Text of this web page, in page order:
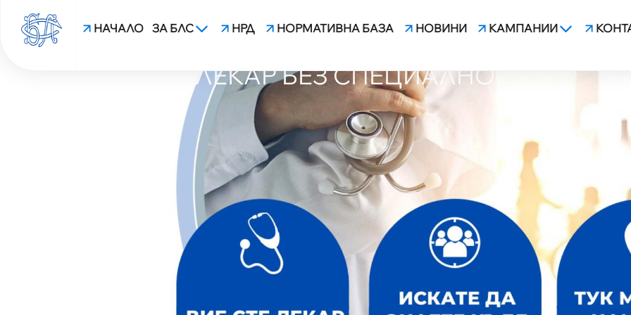
НАЧАЛО ЗА БЛС НРД НОРМАТИВНА БАЗА НОВИНИ КАМПАНИИ
„МБАЛ - МК СВ. ИВАН РИЛСКИ“ - СТ. ЗАГОРА
НАЗНАЧИ ЛЕКАР БЕЗ СПЕЦИАЛНОСТ